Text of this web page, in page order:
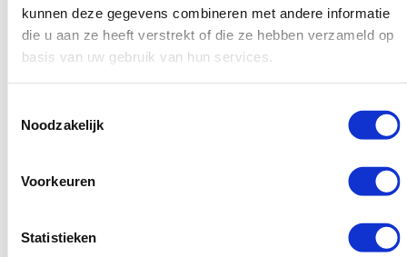
kunnen deze gegevens combineren met andere informatie
die u aan ze heeft verstrekt of die ze hebben verzameld op
basis van uw gebruik van hun services.
Noodzakelijk
Voorkeuren
Statistieken
advies is om alleen verlopen domeinen aan te schaffen,
tenzij je een strategie hebt om eenvoudig vervallen
nadelen:
Ze zijn meestal zwakker (d.w.z. er is een reden waarom
het domein is vervallen en niemand anders geprobeerd
Ze zijn verouderd – onze testen hebben aangetoond dat